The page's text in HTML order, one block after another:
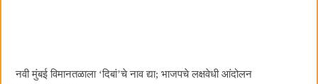
नवी मुंबई विमानतळाला ‌‘दिबां‌’चे नाव द्या; भाजपचे लक्षवेधी आंदोलन